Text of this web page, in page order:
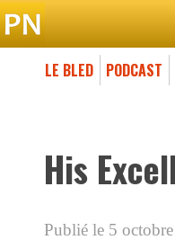
LE BLED PODCAST
His
Publié le 5